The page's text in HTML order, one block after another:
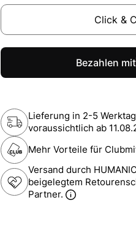
Click &
Lieferung in 2-5
voraussichtlich ab
Mehr Vorteile für
Versand durch
beigelegtem
Partner.